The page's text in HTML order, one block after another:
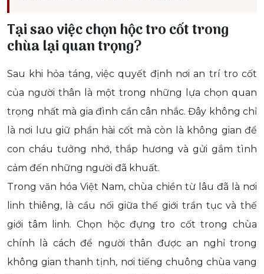
Tại sao việc chọn hộc tro cốt trong
chùa lại quan trọng?
Sau khi hỏa táng, việc quyết định nơi an trí tro cốt
của người thân là một trong những lựa chọn quan
trọng nhất mà gia đình cần cân nhắc. Đây không chỉ
là nơi lưu giữ phần hài cốt mà còn là không gian để
con cháu tưởng nhớ, thắp hương và gửi gắm tình
cảm đến những người đã khuất.
Trong văn hóa Việt Nam, chùa chiền từ lâu đã là nơi
linh thiêng, là cầu nối giữa thế giới trần tục và thế
giới tâm linh. Chọn hộc đựng tro cốt trong chùa
chính là cách để người thân được an nghỉ trong
không gian thanh tịnh, nơi tiếng chuông chùa vang